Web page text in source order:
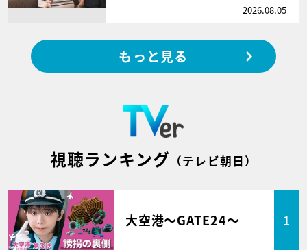
2026.08.05
もっと見る
視聴ランキング （テレビ朝日）
大空港～GATE24～ 1